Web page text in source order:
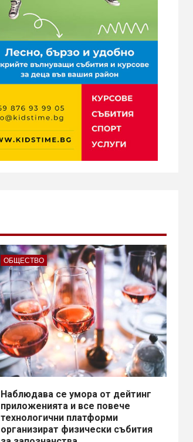
ОБЩЕСТВО
Наблюдава се умора от дейтинг
приложенията и все повече
технологични платформи
организират физически събития